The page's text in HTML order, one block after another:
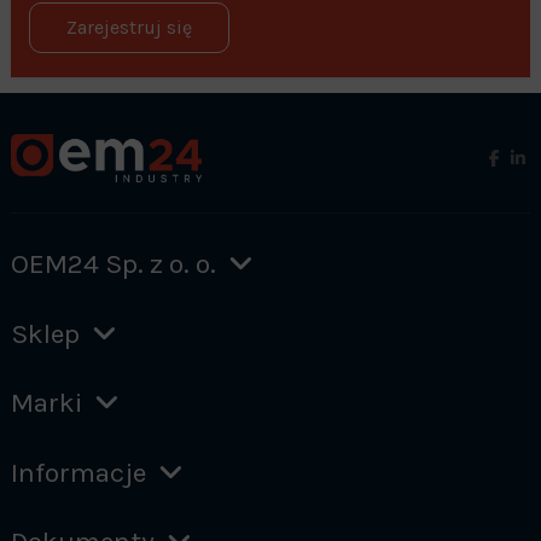
Zarejestruj się
OEM24 Sp. z o. o.
Sklep
Marki
Informacje